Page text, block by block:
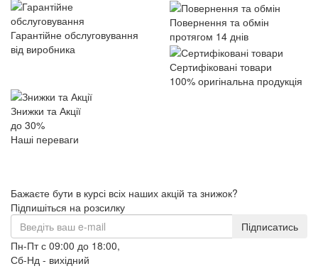
Гарантійне обслуговування
від виробника
Повернення та обмін
протягом 14 днів
Сертифіковані товари
100% оригінальна продукція
Знижки та Акції
до 30%
Наші переваги
Бажаєте бути в курсі всіх наших акцій та знижок?
Підпишіться на розсилку
Підписатись
Пн-Пт с 09:00 до 18:00,
Сб-Нд - вихідний